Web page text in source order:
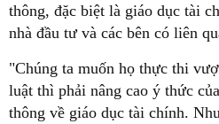
thông, đặc biệt là giáo dục tài
nhà đầu tư và các bên có liên
"Chúng ta muốn họ thực thi
luật thì phải nâng cao ý thức
thông về giáo dục tài chính.